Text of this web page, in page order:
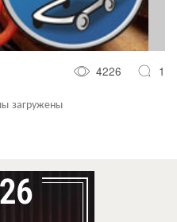
4226 1
загружены